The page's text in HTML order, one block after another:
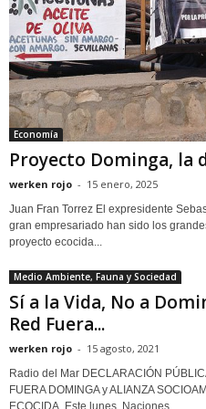
Economía
Proyecto Dominga, la
werken rojo - 15 enero, 2025
Juan Fran Torrez El expresidente
gran empresariado han sido los
proyecto ecocida...
Medio Ambiente, Fauna y Sociedad
Sí a la Vida, No a
Red Fuera...
werken rojo - 15 agosto, 2021
Radio del Mar DECLARACIÓN
FUERA DOMINGA y ALIANZA
ECOCIDA. Este lunes, Naciones...